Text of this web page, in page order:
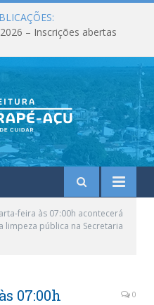
– Inscrições abertas
feira às 07:00h acontecerá
pública na Secretaria
07:00h
0